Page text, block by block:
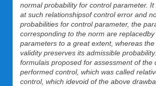
normal probability for control parameter. It
at such relationshipsof control error and
probabilities for control parameter, the
corresponding to the norm are replacedby
parameters to a great extent, whereas
validity preserves its admissible
formulais proposed for assessment of the
performed control, which was called
control, which idevoid of the above